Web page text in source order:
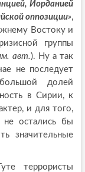
Иорданией
оппозиции»,
Востоку и
группы
авт. ). Ну а так
не последует
долей
в Сирии, к
и для того,
не остались бы
значительные
террористы